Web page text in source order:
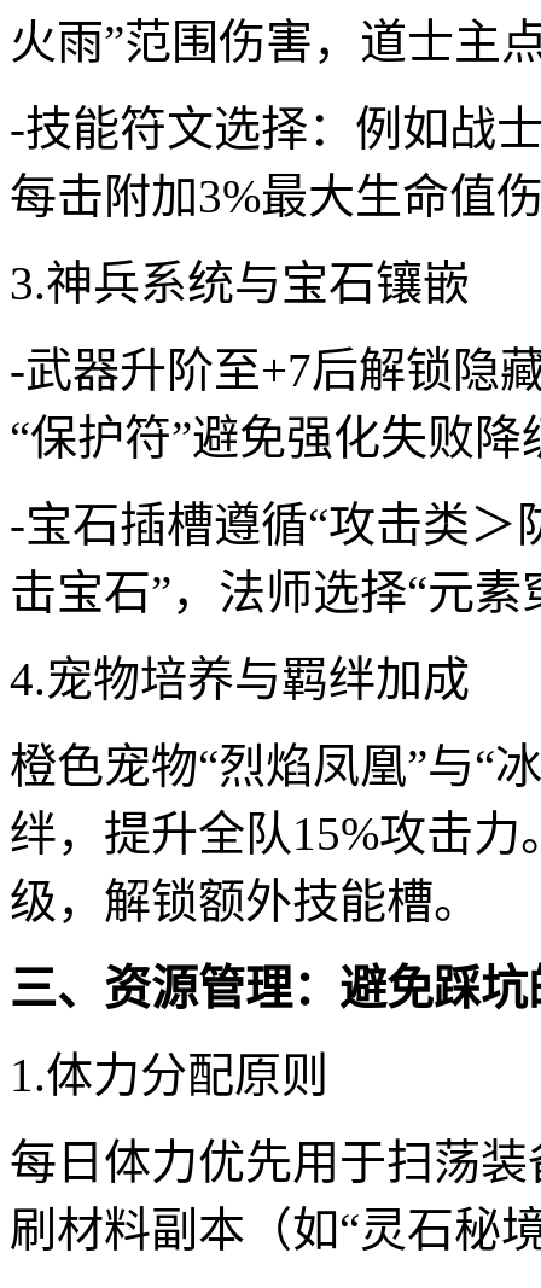
火雨”范围伤害，道士主
-技能符文选择：例如战
每击附加3%最大生命值
3.神兵系统与宝石镶嵌
-武器升阶至+7后解锁隐
“保护符”避免强化失败降
-宝石插槽遵循“攻击类＞
击宝石”，法师选择“元素
4.宠物培养与羁绊加成
橙色宠物“烈焰凤凰”与“
绊，提升全队15%攻击
级，解锁额外技能槽。
三、资源管理：避免踩
1.体力分配原则
每日体力优先用于扫荡
刷材料副本（如“灵石秘